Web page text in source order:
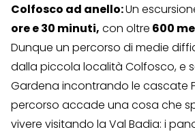
Colfosco ad anello:Un
ore e 30 minuti, con oltre 600
Dunque un percorso di medie
dalla piccola località Colfosco, e
Gardena incontrando le cascate
percorso accade una cosa che
vivere visitando la Val Badia: i